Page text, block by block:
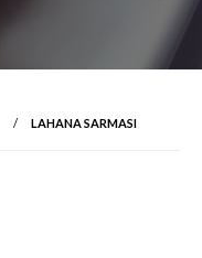
LAHANA SARMASI